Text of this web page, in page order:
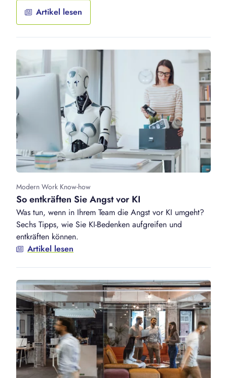
Artikel lesen
Modern Work Know-how
So entkräften Sie Angst vor KI
Was tun, wenn in Ihrem Team die Angst vor KI umgeht?
Sechs Tipps, wie Sie KI-Bedenken aufgreifen und
entkräften können.
Artikel lesen